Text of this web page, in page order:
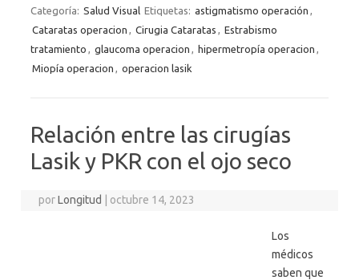
Categoría: Salud Visual Etiquetas: astigmatismo operación ,
Cataratas operacion , Cirugia Cataratas , Estrabismo
tratamiento , glaucoma operacion , hipermetropía operacion ,
Miopía operacion , operacion lasik
Relación entre las cirugías
Lasik y PKR con el ojo seco
porLongitud octubre 14, 2023
Los
médicos
saben que